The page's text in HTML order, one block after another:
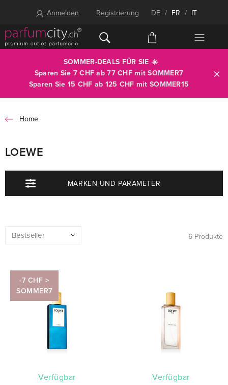
Anmelden Registrierung DE / FR / IT
SOMMER-DEALS FÜR SIE ☀️
Sparen Sie 7 CHF ab 77 CHF mitSOMMER7
Sparen Sie 15 CHF ab 125 CHF mit SOMMER15
Home
LOEWE
MARKEN UND PARAMETER
6 Produkte
-7 CHF >
SOMMER7
verfügbar verfügbar